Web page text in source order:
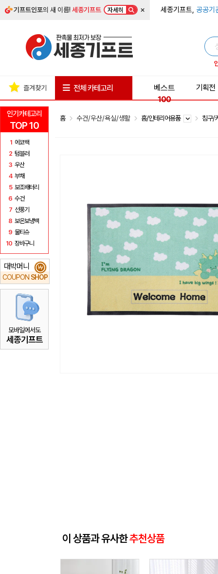
기프트인포의 새 이름!세종기프트 자세히 × 세종기프트, 공공기
인기카테고리
TOP 10
1 에코백
2 텀블러
3 우산
4 부채
5 보조배터리
6 수건
7 선풍기
8 보온보냉백
9 물티슈
10 장바구니
대박머니
COUPON SHOP
₩
모바일에서도
세종기프트
즐겨찾기 전체 카테고리
베스트
100
기획전
홈 수건/우산/욕실/생활 홈/인테리어용품 침구/
이 상품과 유사한추천상품